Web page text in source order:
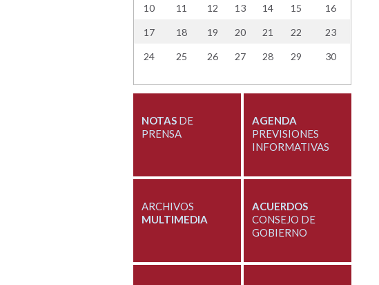
10 11 12 13 14 15 16
17 18 19 20 21 22 23
24 25 26 27 28 29 30
NOTASDE
PRENSA
AGENDA
PREVISIONES
INFORMATIVAS
ARCHIVOS
MULTIMEDIA
ACUERDOS
CONSEJO DE
GOBIERNO